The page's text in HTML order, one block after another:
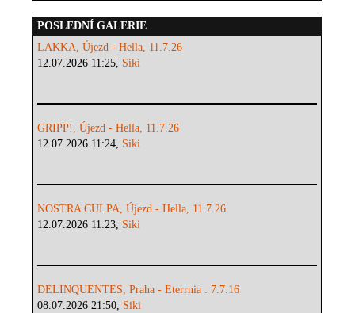
POSLEDNÍ GALERIE
LAKKA, Újezd - Hella, 11.7.26
12.07.2026 11:25, Siki
GRIPP!, Újezd - Hella, 11.7.26
12.07.2026 11:24, Siki
NOSTRA CULPA, Újezd - Hella, 11.7.26
12.07.2026 11:23, Siki
DELINQUENTES, Praha - Eterrnia . 7.7.16
08.07.2026 21:50, Siki